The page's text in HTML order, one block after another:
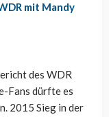
mit Mandy
des WDR
Fans dürfte es
2015 Sieg in der